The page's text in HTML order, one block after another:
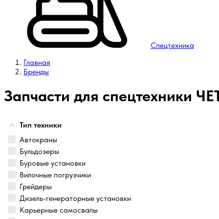
Спецтехника
Главная
Бренды
Запчасти для спецтехники
Тип техники
Автокраны
Бульдозеры
Буровые установки
Вилочные погрузчики
Грейдеры
Дизель-генераторные установки
Карьерные самосвалы